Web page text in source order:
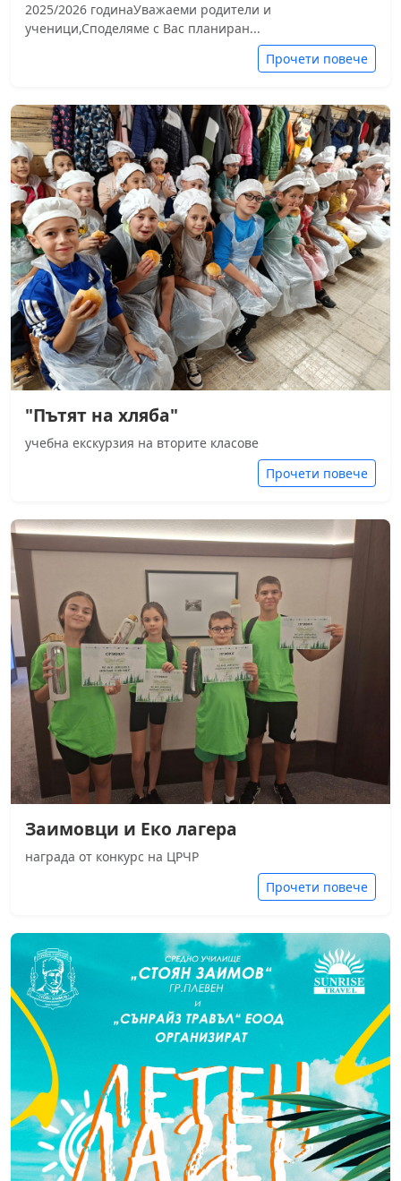
2025/2026 годинаУважаеми родители и
ученици,Споделяме с Вас планиран...
Прочети повече
"Пътят на хляба"
учебна екскурзия на вторите класове
Прочети повече
Заимовци и Еко лагера
награда от конкурс на ЦРЧР
Прочети повече